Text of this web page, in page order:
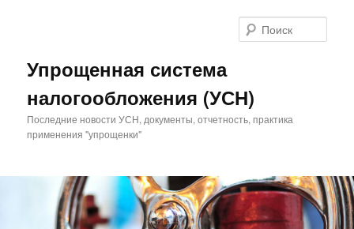
Упрощенная система
налогообложения (УСН)
Последние новости УСН, документы, отчетность, практика
применения "упрощенки"